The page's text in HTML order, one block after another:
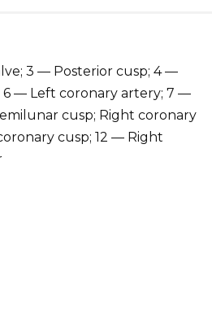
3 — Posterior cusp; 4 —
6 — Left coronary artery; 7 —
cusp; Right coronary
cusp; 12 — Right